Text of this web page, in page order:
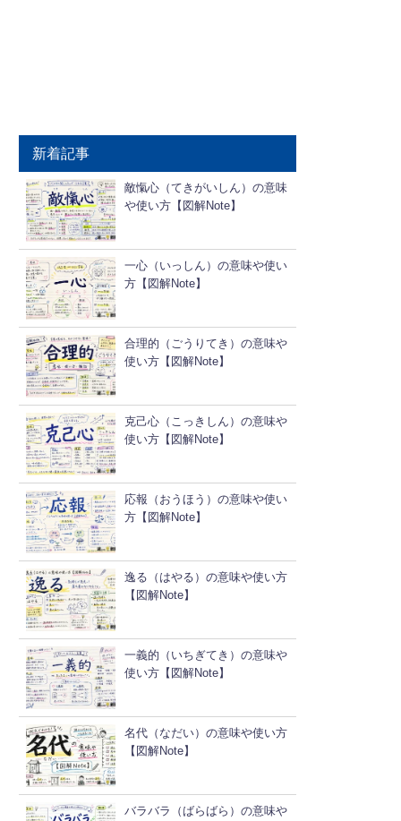
新着記事
敵愾心（てきがいしん）の意味
や使い方【図解Note】
一心（いっしん）の意味や使い
方【図解Note】
合理的（ごうりてき）の意味や
使い方【図解Note】
克己心（こっきしん）の意味や
使い方【図解Note】
応報（おうほう）の意味や使い
方【図解Note】
逸る（はやる）の意味や使い方
【図解Note】
一義的（いちぎてき）の意味や
使い方【図解Note】
名代（なだい）の意味や使い方
【図解Note】
バラバラ（ばらばら）の意味や